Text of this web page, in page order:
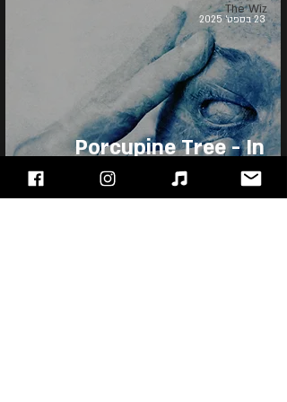
The Wiz
Porcupine Tree - In
Absentia
23 בספט׳ 2025